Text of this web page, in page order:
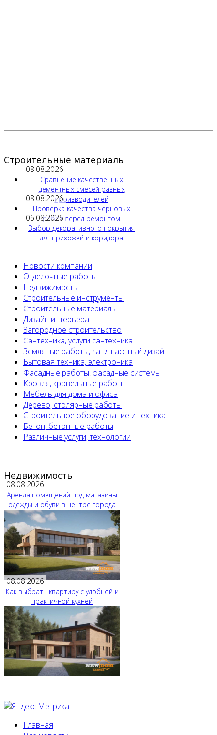
Строительные материалы
08.08.2026
Сравнение качественных
цементных смесей разных
производителей
08.08.2026
Проверка качества черновых
работ перед ремонтом
06.08.2026
Выбор декоративного покрытия
для прихожей и коридора
Новости компании
Отделочные работы
Недвижимость
Строительные инструменты
Строительные материалы
Дизайн интерьера
Загородное строительство
Сантехника, услуги сантехника
Земляные работы, ландшафтный дизайн
Бытовая техника, электроника
Фасадные работы, фасадные системы
Кровля, кровельные работы
Мебель для дома и офиса
Дерево, столярные работы
Строительное оборудование и техника
Бетон, бетонные работы
Различные услуги, технологии
Недвижимость
08.08.2026
Аренда помещений под магазины
одежды и обуви в центре города
08.08.2026
Как выбрать квартиру с удобной и
практичной кухней
Главная